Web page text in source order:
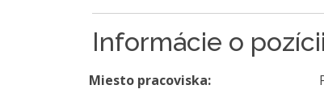
Informácie o pozícii
Miesto pracoviska: